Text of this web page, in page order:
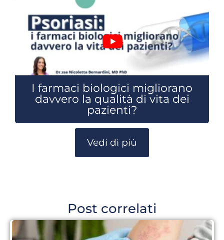
I farmaci biologici migliorano
davvero la qualità di vita dei
pazienti?
Vedi di più
Post correlati